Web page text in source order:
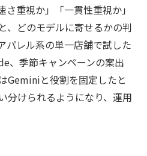
重視か」「一貫性重視か」
、どのモデルに寄せるかの判
パレル系の単一店舗で試した
、季節キャンペーンの案出
Geminiと役割を固定したと
分けられるようになり、運用